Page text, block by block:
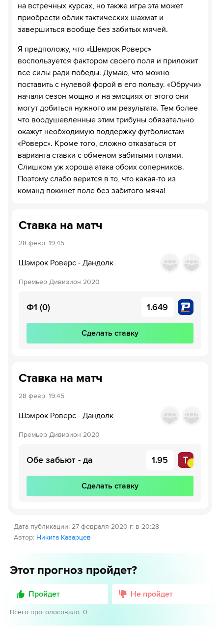
на встречных курсах, но также игра эта может
приобрести облик тактических шахмат и
завершиться вообще без забитых мячей.
Я предположу, что «Шемрок Роверс»
воспользуется фактором своего поля и приложит
все силы ради победы. Думаю, что можно
поставить с нулевой форой в его пользу. «Обручи»
начали сезон мощно и на эмоциях от этого они
могут добиться нужного им результата. Тем более
что воодушевленные этим трибуны обязательно
окажут необходимую поддержку футболистам
«Роверс». Кроме того, сложно отказаться от
варианта ставки с обменом забитыми голами.
Слишком уж хороша атака обоих соперников.
Поэтому слабо верится в то, что какая-то из
команд покинет поле без забитого мяча!
Ставка на матч
28 февр. 19:45
Шэмрок Роверс - Дандолк
Премьер Дивизион 2020
Ф1 (0) 1.649
Сделать ставку
Ставка на матч
28 февр. 19:45
Шэмрок Роверс - Дандолк
Премьер Дивизион 2020
Обе забьют - да 1.95
Сделать ставку
Дата публикации: 27 февраля 2020 г. в 20:28
Автор: Никита Казарцев
Этот прогноз пройдет?
Пройдет Не пройдет
Всего проголосовало: 0